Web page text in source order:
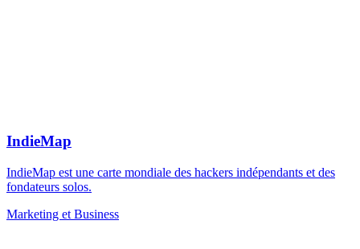
IndieMap
IndieMap est une carte mondiale des hackers indépendants et des
fondateurs solos.
Marketing et Business